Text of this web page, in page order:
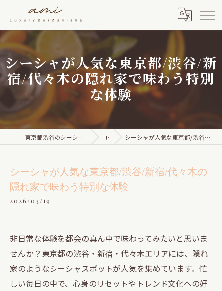
シーシャが人気な東京都/渋谷/新
宿/代々木の隠れ家で味わう特別
な体験
東京都渋谷のシーシャならami Luxury Bar & Shisha コラム シーシャが人気な東京都/渋谷/新宿/代々木の隠れ家で味わう特別な体験
シーシャが人気な東京都/渋谷/新宿/代々木の
隠れ家で味わう特別な体験
2026/03/19
非日常な体験を都会の真ん中で味わってみたいと思いま
せんか？東京都の渋谷・新宿・代々木エリアには、隠れ
家のようなシーシャスポットが人気を集めています。忙
しい毎日の中で、心身のリセットやトレンド文化への好